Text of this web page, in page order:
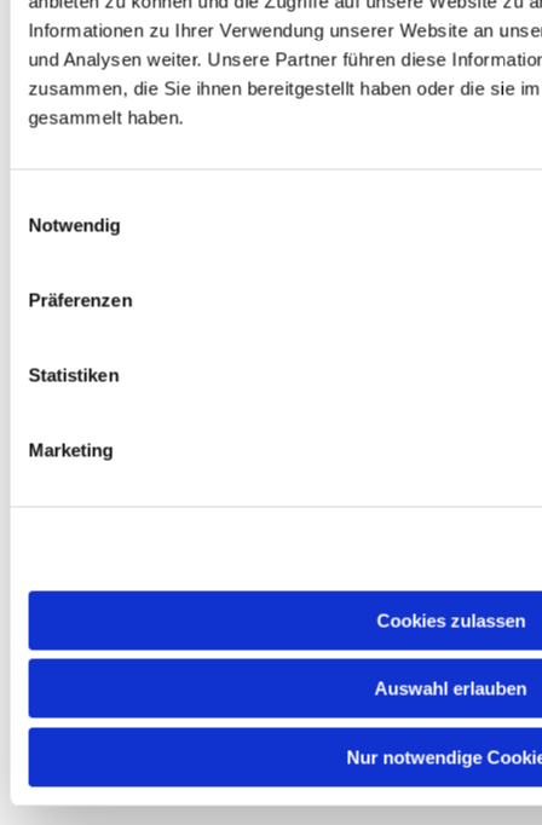
Informationen zu Ihrer Verwendung unserer Website an
und Analysen weiter. Unsere Partner führen diese
zusammen, die Sie ihnen bereitgestellt haben oder die sie
gesammelt haben.
Notwendig
Präferenzen
Statistiken
Marketing
Cookies zulassen
Auswahl erlauben
Nur notwendige
Heimat 27
14165 Berlin
Um eine